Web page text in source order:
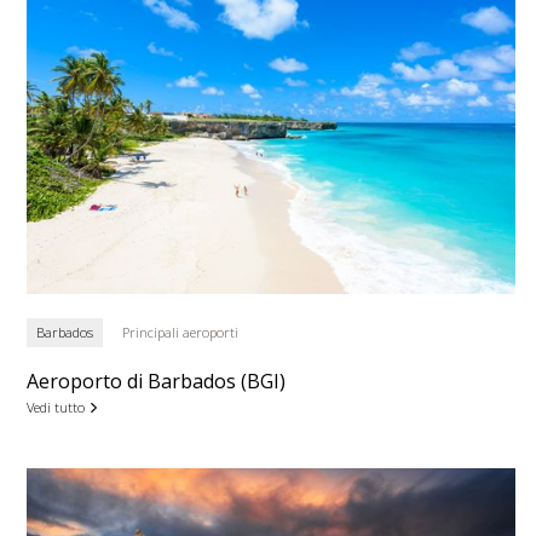
Barbados Principali aeroporti
Aeroporto di Barbados (BGI)
Vedi tutto